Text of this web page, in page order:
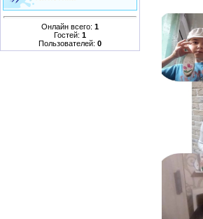
Онлайн всего: 1
Гостей: 1
Пользователей: 0